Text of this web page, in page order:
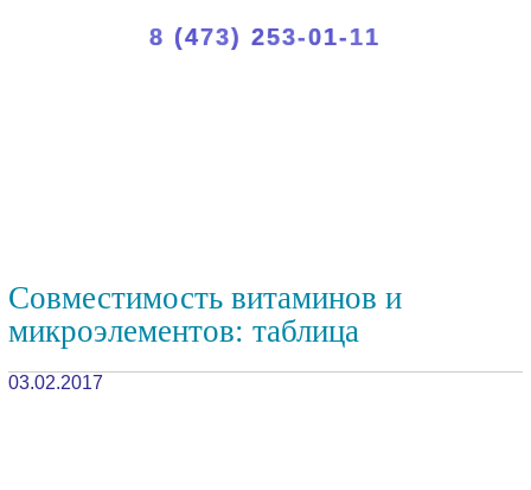
8 (473) 253-01-11
Совместимость витаминов и
микроэлементов: таблица
03.02.2017